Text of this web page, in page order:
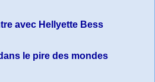
avec Hellyette Bess
le pire des mondes